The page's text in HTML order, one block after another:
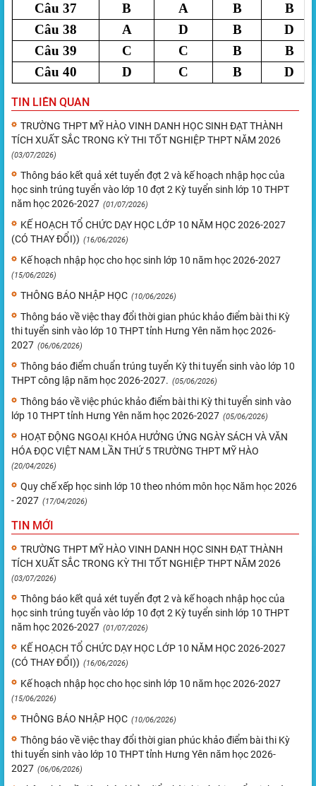
Câu 37
B A B
B
Câu 38
A D B
D
Câu 39
C C B
B
Câu 40
D C B D
TIN LIÊN QUAN
TRƯỜNG THPT MỸ HÀO VINH DANH HỌC SINH ĐẠT THÀNH
TÍCH XUẤT SẮC TRONG KỲ THI TỐT NGHIỆP THPT NĂM 2026
(03/07/2026)
Thông báo kết quả xét tuyển đợt 2 và kế hoạch nhập học của
học sinh trúng tuyển vào lớp 10 đợt 2 Kỳ tuyển sinh lớp 10 THPT
năm học 2026-2027 (01/07/2026)
KẾ HOẠCH TỔ CHỨC DẠY HỌC LỚP 10 NĂM HỌC 2026-2027
(CÓ THAY ĐỔI)) (16/06/2026)
Kế hoạch nhập học cho học sinh lớp 10 năm học 2026-2027
(15/06/2026)
THÔNG BÁO NHẬP HỌC (10/06/2026)
Thông báo về việc thay đổi thời gian phúc khảo điểm bài thi Kỳ
thi tuyển sinh vào lớp 10 THPT tỉnh Hưng Yên năm học 2026-
2027 (06/06/2026)
Thông báo điểm chuẩn trúng tuyển Kỳ thi tuyển sinh vào lớp 10
THPT công lập năm học 2026-2027. (05/06/2026)
Thông báo về việc phúc khảo điểm bài thi Kỳ thi tuyển sinh vào
lớp 10 THPT tỉnh Hưng Yên năm học 2026-2027 (05/06/2026)
HOẠT ĐỘNG NGOẠI KHÓA HƯỞNG ỨNG NGÀY SÁCH VÀ VĂN
HÓA ĐỌC VIỆT NAM LẦN THỨ 5 TRƯỜNG THPT MỸ HÀO
(20/04/2026)
Quy chế xếp học sinh lớp 10 theo nhóm môn học Năm học 2026
- 2027 (17/04/2026)
TIN MỚI
TRƯỜNG THPT MỸ HÀO VINH DANH HỌC SINH ĐẠT THÀNH
TÍCH XUẤT SẮC TRONG KỲ THI TỐT NGHIỆP THPT NĂM 2026
(03/07/2026)
Thông báo kết quả xét tuyển đợt 2 và kế hoạch nhập học của
học sinh trúng tuyển vào lớp 10 đợt 2 Kỳ tuyển sinh lớp 10 THPT
năm học 2026-2027 (01/07/2026)
KẾ HOẠCH TỔ CHỨC DẠY HỌC LỚP 10 NĂM HỌC 2026-2027
(CÓ THAY ĐỔI)) (16/06/2026)
Kế hoạch nhập học cho học sinh lớp 10 năm học 2026-2027
(15/06/2026)
THÔNG BÁO NHẬP HỌC (10/06/2026)
Thông báo về việc thay đổi thời gian phúc khảo điểm bài thi Kỳ
thi tuyển sinh vào lớp 10 THPT tỉnh Hưng Yên năm học 2026-
2027 (06/06/2026)